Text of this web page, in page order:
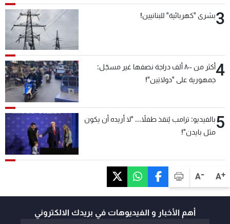
A+
A-
3بشرى "كهربائية" للبنانيين!
4
أكثر من ٨٠٠ ألف دراجة نصفها غير مسجّل:
جمهورية على "دولابَين"!
5بالفيديو: ترامب يُنقذ طفلاً... "لا أريده أن يكون
مثل بايدن"!
أهم الأخبار و الفيديوهات في بريدك الالكتروني